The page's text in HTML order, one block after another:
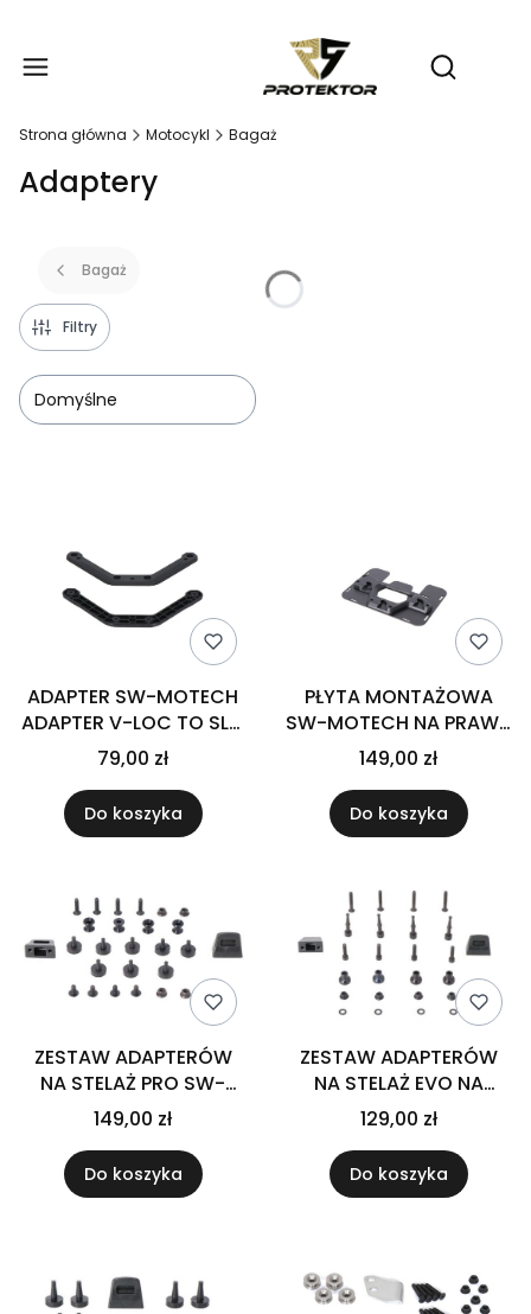
Otwórz
Strona główna Motocykl Bagaż
Adaptery
Bagaż
Filtry
Domyślne
ADAPTER SW-MOTECH
ADAPTER V-LOC TO SLC
BLACK.
79,00 zł
Do koszyka
PŁYTA MONTAŻOWA
SW-MOTECH NA PRAWĄ
STRONĘ DO SYSBAG WP
S BLACK
149,00 zł
Do koszyka
ZESTAW ADAPTERÓW
NA STELAŻ PRO SW-
MOTECH NA KUFRY
BOCZNE BOCZNYCH
GIVI MONOKEY
149,00 zł
Do koszyka
ZESTAW ADAPTERÓW
NA STELAŻ EVO NA
KUFRY BOCZNE SW-
MOTECH GIVI MONOKEY
BLACK
129,00 zł
Do koszyka